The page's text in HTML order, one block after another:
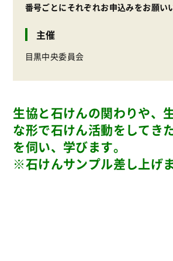
番号ごとにそれぞれお申込みをお願い
主催
目黒中央委員会
生協と石けんの関わりや、
な形で石けん活動をしてき
を伺い、学びます。
※石けんサンプル差し上げま